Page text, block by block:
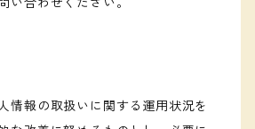
情報の取扱いに関する運用状況を